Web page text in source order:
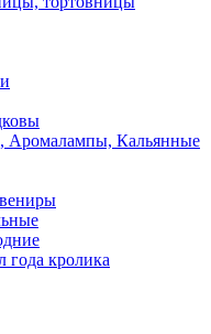
Аромалампы, Кальянные
года кролика